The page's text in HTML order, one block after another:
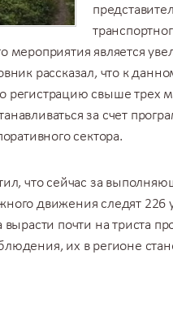
мероприятия является
рассказал, что к
регистрацию свыше трех
за счет
сектора.
что сейчас за
движения следят 226
почти на триста
их в регионе